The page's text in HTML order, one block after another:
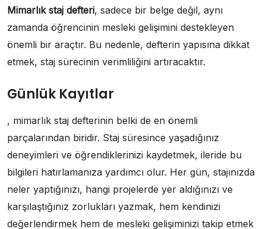
Mimarlık staj defteri, sadece bir belge değil, aynı
zamanda öğrencinin mesleki gelişimini destekleyen
önemli bir araçtır. Bu nedenle, defterin yapısına dikkat
etmek, staj sürecinin verimliliğini artıracaktır.
Günlük Kayıtlar
, mimarlık staj defterinin belki de en önemli
parçalarından biridir. Staj süresince yaşadığınız
deneyimleri ve öğrendiklerinizi kaydetmek, ileride bu
bilgileri hatırlamanıza yardımcı olur. Her gün, stajınızda
neler yaptığınızı, hangi projelerde yer aldığınızı ve
karşılaştığınız zorlukları yazmak, hem kendinizi
değerlendirmek hem de mesleki gelişiminizi takip etmek